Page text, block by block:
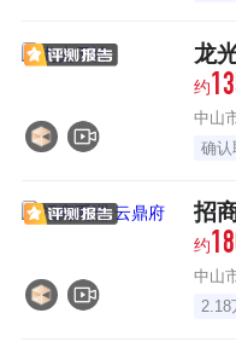
龙
约
中山
确认
招
约
中山